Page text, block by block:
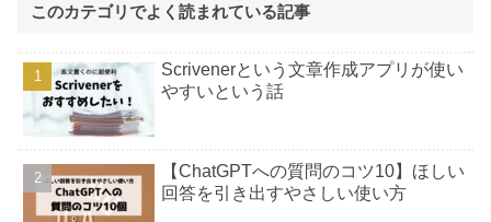
このカテゴリでよく読まれている記事
Scrivenerという文章作成アプリが使い
やすいという話
【ChatGPTへの質問のコツ10】ほしい
回答を引き出すやさしい使い方